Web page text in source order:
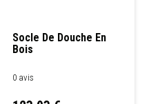
Socle De Douche En
Bois
0 avis